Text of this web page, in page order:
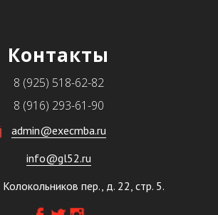
Контакты
8 (925) 518-62-82
8 (916) 293-61-90
admin@execmba.ru
info@gl52.ru
Колокольников пер., д. 22, стр. 5.